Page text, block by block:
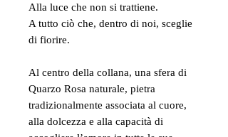
Alla luce che non si trattiene.
A tutto ciò che, dentro di noi, sceglie
di fiorire.
Al centro della collana, una sfera di
Quarzo Rosa naturale, pietra
tradizionalmente associata al cuore,
alla dolcezza e alla capacità di